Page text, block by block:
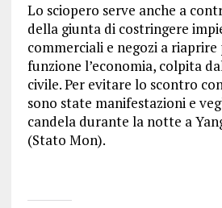
Lo sciopero serve anche a
della giunta di costringere
commerciali e negozi a
funzione l’economia, colpita
civile. Per evitare lo scontro
sono state manifestazioni e
candela durante la notte a
(Stato Mon).